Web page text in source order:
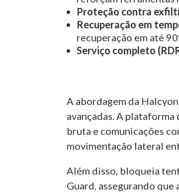
Proteção contra
Recuperação em
recuperação em até
Serviço completo
A abordagem da
avançadas. A
bruta e comunicações
movimentação lateral
Além disso, bloqueia
Guard, assegurando